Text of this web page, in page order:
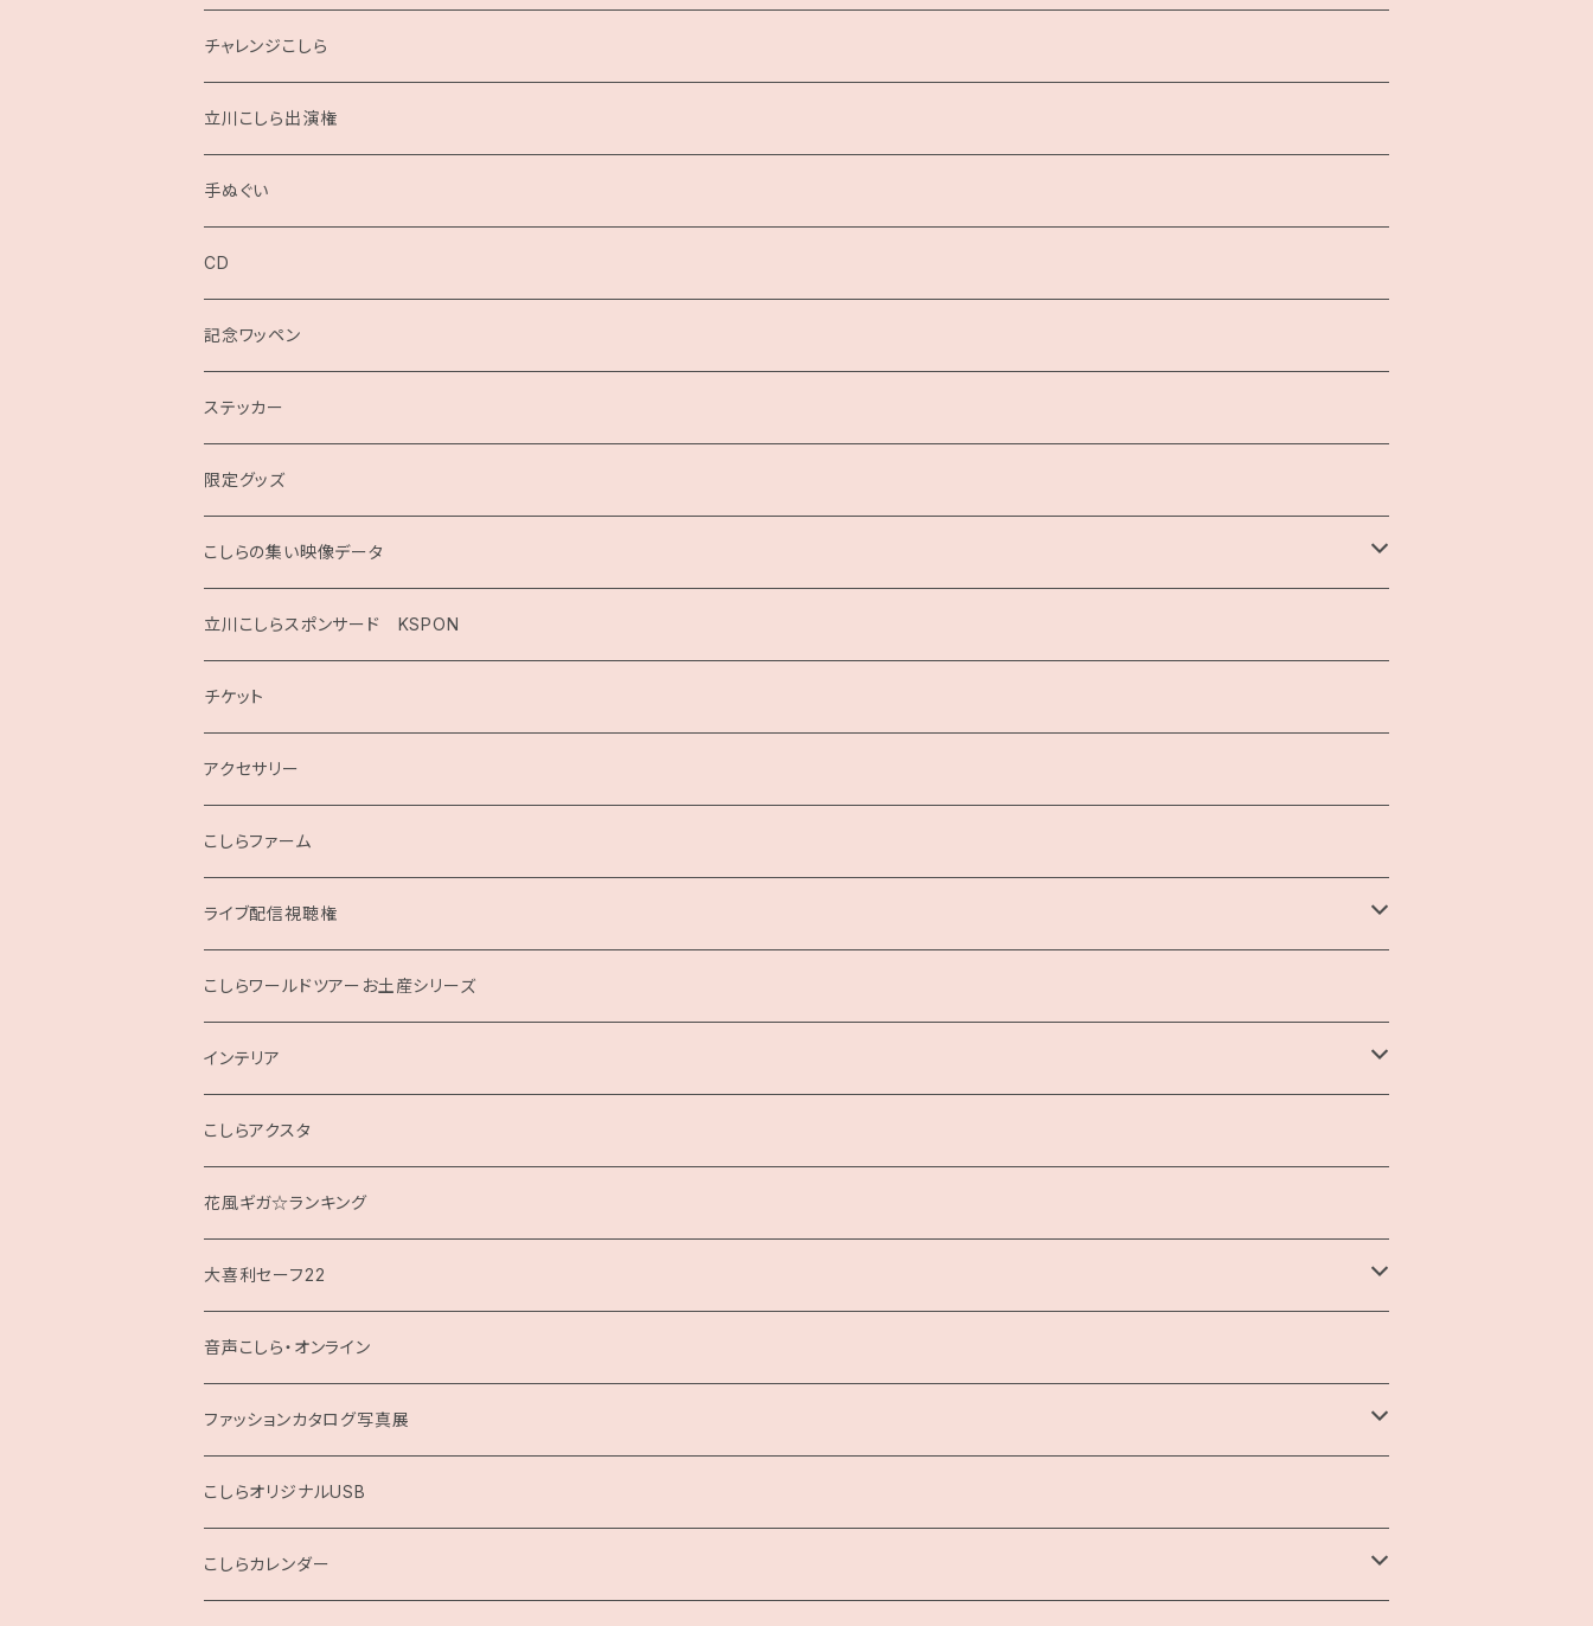
チャレンジこしら
立川こしら出演権
手ぬぐい
CD
記念ワッペン
ステッカー
限定グッズ
こしらの集い映像データ
2020
2019
こしらガンベッタ
立川こしらスポンサード KSPON
チケット
アクセサリー
こしらファーム
ライブ配信視聴権
こしらの集いweb
こしらワールドツアーお土産シリーズ
インテリア
クッション
こしらアクスタ
花風ギガ☆ランキング
大喜利セーフ22
お題回答Tシャツ
音声こしら・オンライン
ファッションカタログ写真展
展示用A4サイズ
2L版
こしらオリジナルUSB
こしらカレンダー